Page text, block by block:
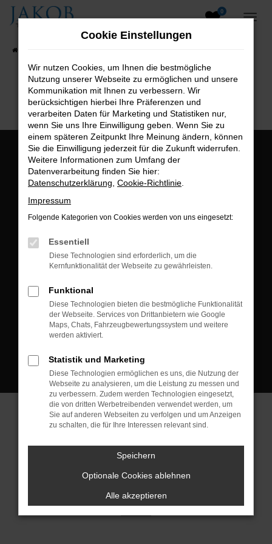
Zum
0
B2B-Shop
Öffnungszeiten:
Montag bis Freitag:
Postadresse:
Kontakt:
Tel.: +49 3745 760 90 20
Fax: +49 3745 760 90 21
Mail: fj@jakob-trading.com
Cookie Einstellungen
© 2026 Jakob Trading GmbH | Neustädter Straße 1 | DE-08223
Neustadt/Vogtland | fj@jakob-trading.com | Webdesign by audaris.de
Cookie Einstellungen
Wir nutzen Cookies, um Ihnen die bestmögliche
Nutzung unserer Webseite zu ermöglichen und unsere
Kommunikation mit Ihnen zu verbessern. Wir
berücksichtigen hierbei Ihre Präferenzen und
verarbeiten Daten für Marketing und Statistiken nur,
wenn Sie uns Ihre Einwilligung geben. Wenn Sie zu
einem späteren Zeitpunkt Ihre Meinung ändern, können
Sie die Einwilligung jederzeit für die Zukunft widerrufen.
Weitere Informationen zum Umfang der
Datenverarbeitung finden Sie hier:
Datenschutzerklärung Cookie-Richtlinie
Impressum
Folgende Kategorien von Cookies werden von uns eingesetzt:
Essentiell
Diese Technologien sind erforderlich, um die
Kernfunktionalität der Webseite zu gewährleisten.
Funktional
Diese Technologien bieten die bestmögliche Funktionalität
der Webseite. Services von Drittanbietern wie Google
Maps, Chats, Fahrzeugbewertungssystem und weitere
werden aktiviert.
Statistik und Marketing
Diese Technologien ermöglichen es uns, die Nutzung der
Webseite zu analysieren, um die Leistung zu messen und
zu verbessern. Zudem werden Technologien eingesetzt,
die von dritten Werbetreibenden verwendet werden, um
Sie auf anderen Webseiten zu verfolgen und um Anzeigen
zu schalten, die für Ihre Interessen relevant sind.
Speichern
Optionale Cookies ablehnen
Alle akzeptieren